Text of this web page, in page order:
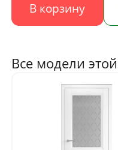
В корзину
Все модели